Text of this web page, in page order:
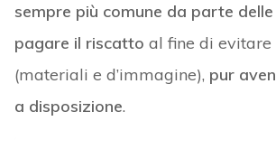
sempre più comune da parte
pagare il riscatto al fine di
(materiali e d’immagine), pur
a disposizione.